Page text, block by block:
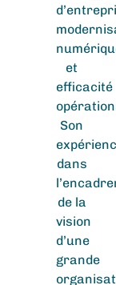
et
efficacité
Son
dans
de la
vision
d’une
grande